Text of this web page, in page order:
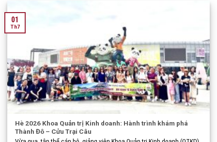
Hè 2026 Khoa Quản trị Kinh doanh: Hành trình khám phá
Thành Đô – Cửu Trại Câu
01
Th7